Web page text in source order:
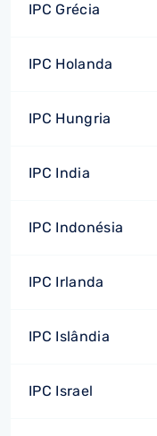
IPC Grécia
IPC Holanda
IPC Hungria
IPC India
IPC Indonésia
IPC Irlanda
IPC Islândia
IPC Israel